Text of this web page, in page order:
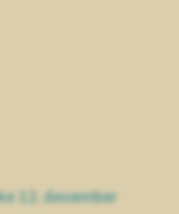
12. desember